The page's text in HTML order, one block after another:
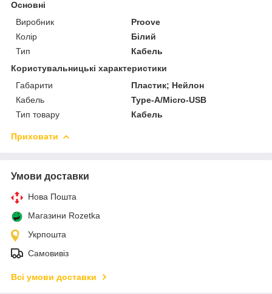
Основні
Виробник
Proove
Колір
Білий
Тип
Кабель
Користувальницькі характеристики
Габарити
Пластик; Нейлон
Кабель
Type-A/Micro-USB
Тип товару
Кабель
Приховати
Умови доставки
Нова Пошта
Магазини Rozetka
Укрпошта
Самовивіз
Всі умови доставки